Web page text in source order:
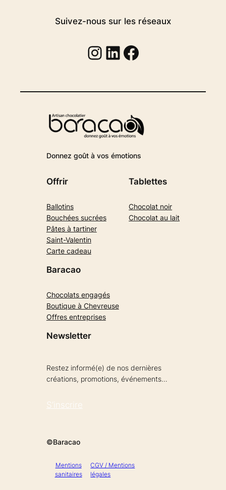
Suivez-nous sur les réseaux
Instagram
Linkedin
Facebook
Donnez goût à vos émotions
Offrir
Ballotins
Bouchées sucrées
Pâtes à tartiner
Saint-Valentin
Carte cadeau
Tablettes
Chocolat noir
Chocolat au lait
Baracao
Chocolats engagés
Boutique à Chevreuse
Offres entreprises
Newsletter
Restez informé(e) de nos dernières
créations, promotions, événements…
S’inscrire
©Baracao
Mentions
sanitaires
CGV / Mentions
légales